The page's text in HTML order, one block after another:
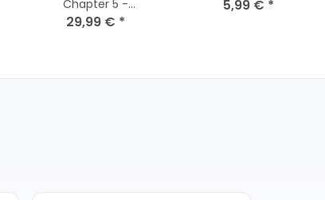
Chapter 5 -
Coexistence / Blu-ray
29,99 € *
5,99 € *